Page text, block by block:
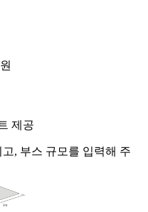
제공
, 부스 규모를 입력해 주